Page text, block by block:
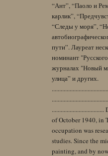
“Ант”, “Паоло и
карлик”,
“Следы у моря”,
пути”. Лауреат
номинант
журналах "Новый
улица” и других.
of October 1940, in
occupation was
studies. Since the
painting, and by